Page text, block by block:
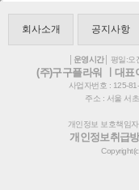
회사소개 공지사항
│운영시간│ 평일:오
(주)구구플라워 ㅣ대
사업자번호 : 125-
주소 : 서울 서
개인정보 보호책임
개인정보취급